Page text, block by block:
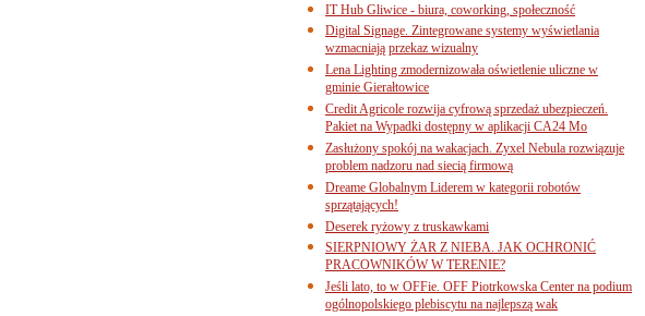
IT Hub Gliwice - biura, coworking, społeczność
Digital Signage. Zintegrowane systemy wyświetlania
wzmacniają przekaz wizualny
Lena Lighting zmodernizowała oświetlenie uliczne w
gminie Gierałtowice
Credit Agricole rozwija cyfrową sprzedaż ubezpieczeń.
Pakiet na Wypadki dostępny w aplikacji CA24 Mo
Zasłużony spokój na wakacjach. Zyxel Nebula rozwiązuje
problem nadzoru nad siecią firmową
Dreame Globalnym Liderem w kategorii robotów
sprzątających!
Deserek ryżowy z truskawkami
SIERPNIOWY ŻAR Z NIEBA. JAK OCHRONIĆ
PRACOWNIKÓW W TERENIE?
Jeśli lato, to w OFFie. OFF Piotrkowska Center na podium
ogólnopolskiego plebiscytu na najlepszą wak